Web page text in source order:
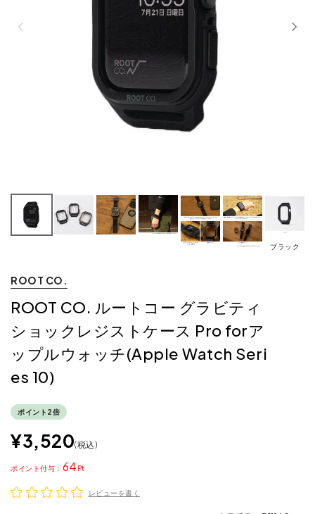
ブラック
ROOT CO.
ROOT CO. ルートコー グラビティ
ショックレジストケース Pro forア
ップルウォッチ(Apple Watch Seri
es 10)
ポイント2倍
¥3,520 税込
64
ポイント
レビューを書く